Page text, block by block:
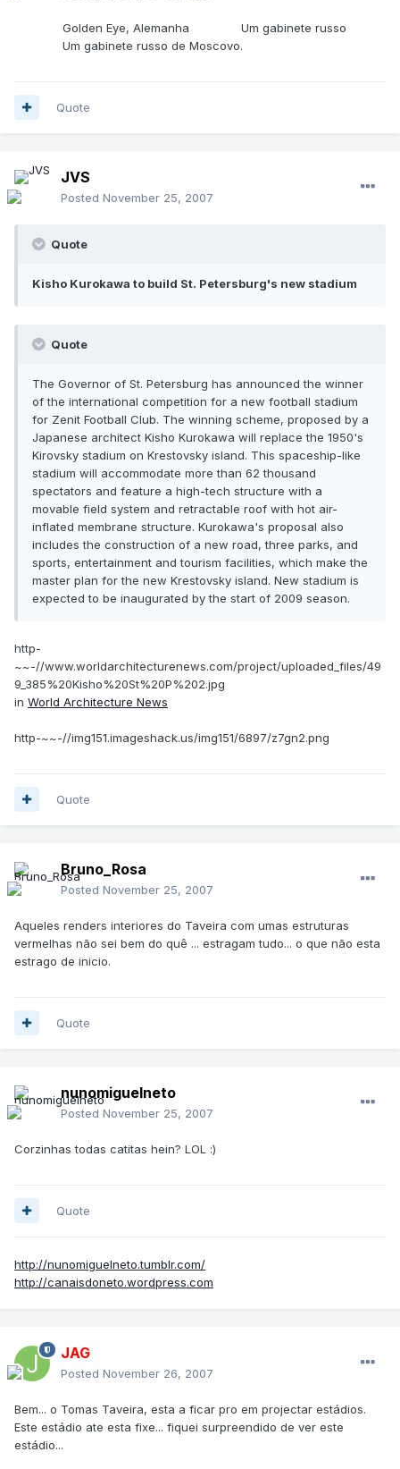
Golden Eye, Alemanha
Um gabinete russo
Um gabinete russo de Moscovo.
Quote
JVS
Posted November 25, 2007
Quote
Kisho Kurokawa to build St. Petersburg's new stadium
Quote
The Governor of St. Petersburg has announced the winner
of the international competition for a new football stadium
for Zenit Football Club. The winning scheme, proposed by a
Japanese architect Kisho Kurokawa will replace the 1950's
Kirovsky stadium on Krestovsky island. This spaceship-like
stadium will accommodate more than 62 thousand
spectators and feature a high-tech structure with a
movable field system and retractable roof with hot air-
inflated membrane structure. Kurokawa's proposal also
includes the construction of a new road, three parks, and
sports, entertainment and tourism facilities, which make the
master plan for the new Krestovsky island. New stadium is
expected to be inaugurated by the start of 2009 season.
http-
~~-//www.worldarchitecturenews.com/project/uploaded_files/49
9_385%20Kisho%20St%20P%202.jpg
in World Architecture News
http-~~-//img151.imageshack.us/img151/6897/z7gn2.png
Quote
Bruno_Rosa
Posted November 25, 2007
Aqueles renders interiores do Taveira com umas estruturas
vermelhas não sei bem do quê ... estragam tudo... o que não esta
estrago de inicio.
Quote
nunomiguelneto
Posted November 25, 2007
Corzinhas todas catitas hein? LOL :)
Quote
http://nunomiguelneto.tumblr.com/
http://canaisdoneto.wordpress.com
JAG
Posted November 26, 2007
Bem... o Tomas Taveira, esta a ficar pro em projectar estádios.
Este estádio ate esta fixe... fiquei surpreendido de ver este
estádio...